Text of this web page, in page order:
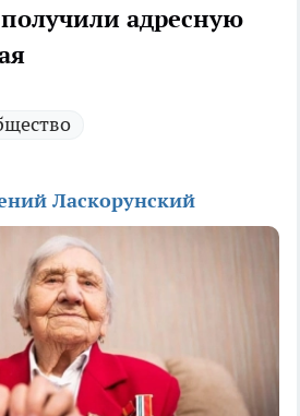
адресную
Ласкорунский